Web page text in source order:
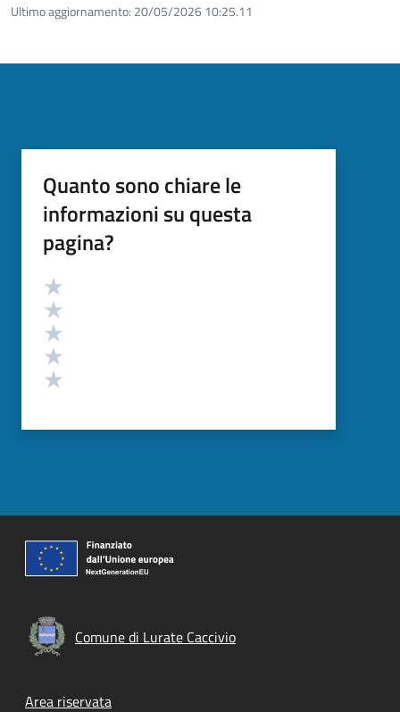
Ultimo aggiornamento: 20/05/2026 10:25.11
Quanto sono chiare le
informazioni su questa
pagina?
Valutazione
Comune di Lurate Caccivio
Area riservata